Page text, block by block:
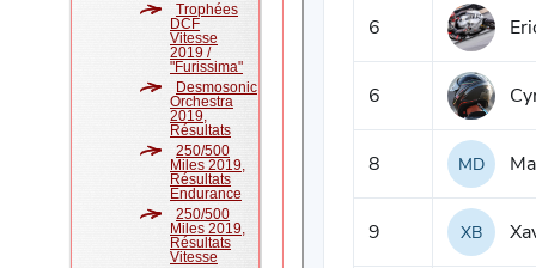
Trophées
DCF
Vitesse
2019 /
"Furissima"
Desmosonic
Orchestra
2019,
Résultats
250/500
Miles 2019,
Résultats
Endurance
250/500
Miles 2019,
Résultats
Vitesse